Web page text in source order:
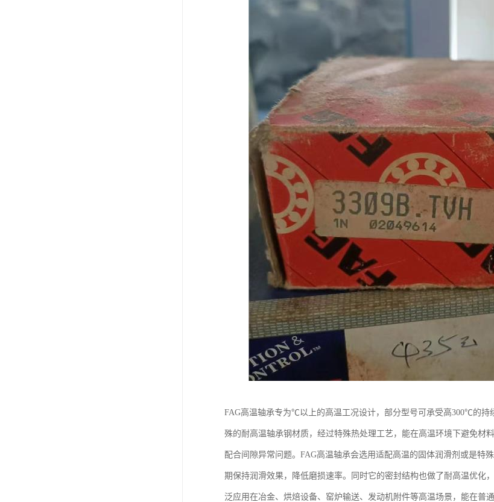
FAG高温轴承专为℃以上的高温工况设计，部分型号可承受高300℃的
殊的耐高温轴承钢材质，经过特殊热处理工艺，能在高温环境下避免材
配合间隙异常问题。FAG高温轴承会选用适配高温的固体润滑剂或是特
期保持润滑效果，降低磨损速率。同时它的密封结构也做了耐高温优化
泛应用在冶金、烘焙设备、窑炉输送、发动机附件等高温场景，能在普